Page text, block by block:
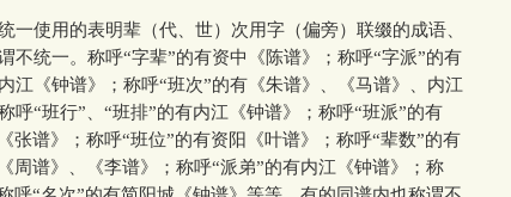
使用的表明辈（代、世）次用字（偏旁）联缀的成语、
不统一。称呼“字辈”的有资中《陈谱》；称呼“字派”的有
江《钟谱》；称呼“班次”的有《朱谱》、《马谱》、内江
呼“班行”、“班排”的有内江《钟谱》；称呼“班派”的有
张谱》；称呼“班位”的有资阳《叶谱》；称呼“辈数”的有
周谱》、《李谱》；称呼“派弟”的有内江《钟谱》；称